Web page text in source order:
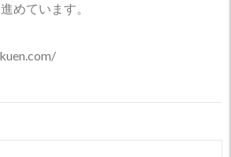
めています。